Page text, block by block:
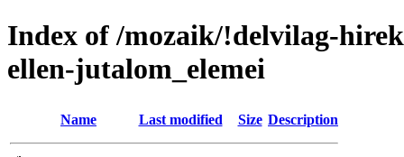
Index of /mozaik/!delvilag-
ellen-jutalom_elemei
Name Last modified Size Description